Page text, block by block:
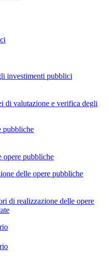
investimenti pubblici
di valutazione e verifica degli
pubbliche
opere pubbliche
delle opere pubbliche
di realizzazione delle opere